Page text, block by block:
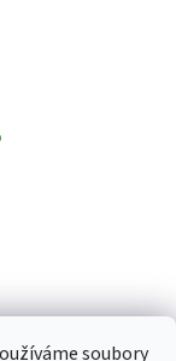
soubory